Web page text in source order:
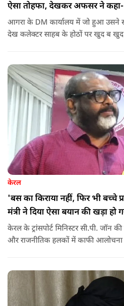
ऐसा तोहफा, देखकर अफसर ने
आगरा के DM कार्यालय में जो हुआ उसने
देख कलेक्टर साहब के होठों पर खुद ब खुद
केरल
'बस का किराया नहीं, फिर भी
मंत्री ने दिया ऐसा बयान की खड़ा हो
केरल के ट्रांसपोर्ट मिनिस्टर सी.पी. जॉन
और राजनीतिक हलकों में काफी आलोचना